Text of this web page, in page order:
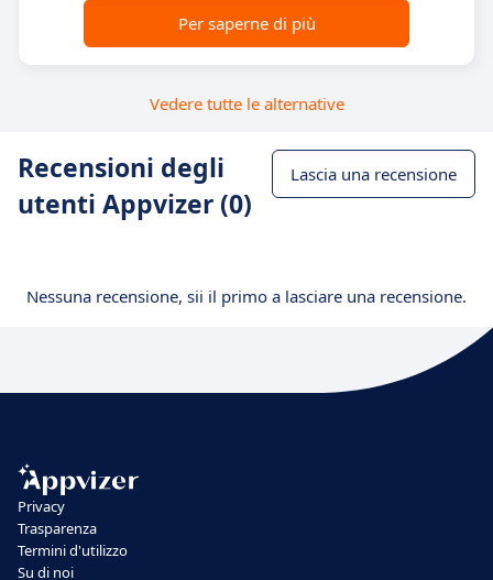
Per saperne di più
Vedere tutte le alternative
Recensioni degli
utenti Appvizer (0)
Lascia una recensione
Nessuna recensione, sii il primo a lasciare una recensione.
Privacy
Trasparenza
Termini d'utilizzo
Su di noi